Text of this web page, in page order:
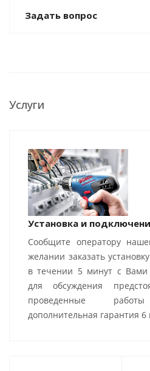
Задать вопрос
Услуги
Установка и
Сообщите оператору
желании заказать
в течении 5 минут с Вами
для обсуждения
проведенные работы
дополнительная гарантия 6